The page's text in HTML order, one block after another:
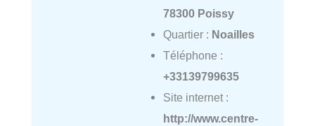
78300 Poissy
Quartier : Noailles
Téléphone :
+33139799635
Site internet :
http://www.centre-